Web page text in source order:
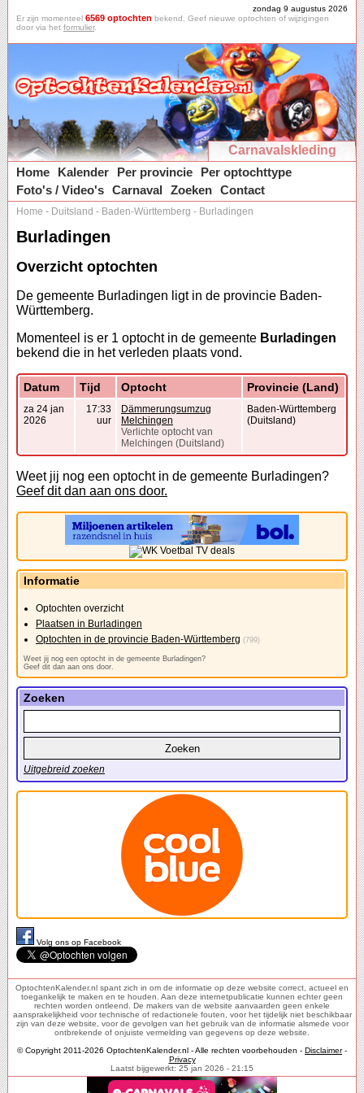
zondag 9 augustus 2026
Er zijn momenteel 6569 optochten bekend. Geef nieuwe optochten of wijzigingen
door via het formulier.
Carnavalskleding
Home
Kalender Per provincie
Per optochttype
Foto's / Video's Carnaval Zoeken Contact
Home - Duitsland - Baden-Württemberg - Burladingen
Burladingen
Overzicht optochten
De gemeente Burladingen ligt in de provincie Baden-
Württemberg.
Momenteel is er 1 optocht in de gemeente Burladingen
bekend die in het verleden plaats vond.
Datum Tijd Optocht Provincie (Land)
za 24 jan
2026
17:33
uur
Dämmerungsumzug
Melchingen
Verlichte optocht van
Melchingen (Duitsland)
Baden-Württemberg
(Duitsland)
Weet jij nog een optocht in de gemeente Burladingen?
Geef dit dan aan ons door.
Informatie
Optochten overzicht
Plaatsen in Burladingen
Optochten in de provincie Baden-Württemberg (799)
Weet jij nog een optocht in de gemeente Burladingen?
Geef dit dan aan ons door.
Zoeken
Uitgebreid zoeken
Volg ons op Facebook
OptochtenKalender.nl spant zich in om de informatie op deze website correct, actueel en
toegankelijk te maken en te houden. Aan deze internetpublicatie kunnen echter geen
rechten worden ontleend. De makers van de website aanvaarden geen enkele
aansprakelijkheid voor technische of redactionele fouten, voor het tijdelijk niet beschikbaar
zijn van deze website, voor de gevolgen van het gebruik van de informatie alsmede voor
ontbrekende of onjuiste vermelding van gegevens op deze website.
© Copyright 2011-2026 OptochtenKalender.nl - Alle rechten voorbehouden - Disclaimer-
Privacy
Laatst bijgewerkt: 25 jan 2026 - 21:15